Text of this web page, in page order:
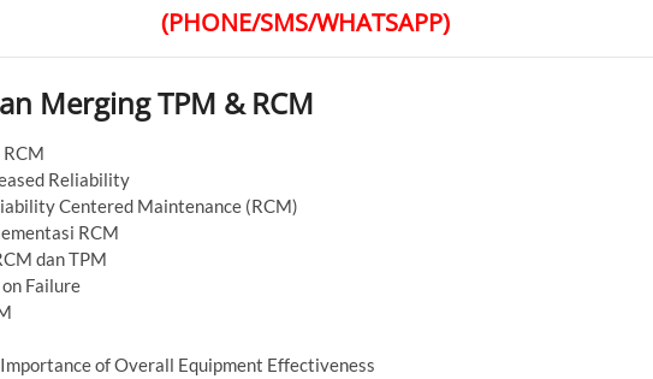
(PHONE/SMS/WHATSAPP)
Merging TPM & RCM
Reliability
Centered Maintenance (RCM)
RCM
dan TPM
Failure
of Overall Equipment Effectiveness